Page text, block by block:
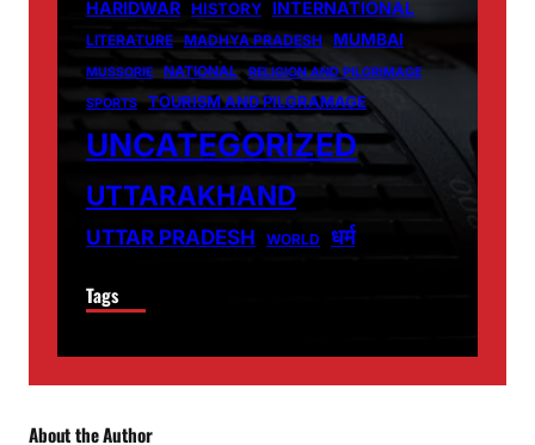
HARIDWAR HISTORY INTERNATIONAL
LITERATURE MADHYA PRADESH MUMBAI
MUSSORIE NATIONAL
RELIGION AND PILGRIMAGE
SPORTS
TOURISM AND PILGRAMAGE
UNCATEGORIZED
UTTARAKHAND
UTTAR PRADESH WORLD धर्म
Tags
About the Author